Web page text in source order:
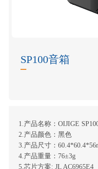
SP100音箱
1.产品名称：OIJIGE
2.产品颜色：黑色
3.产品尺寸：
4.产品重量：76±3g
5.芯片方案: JL AC6965E4